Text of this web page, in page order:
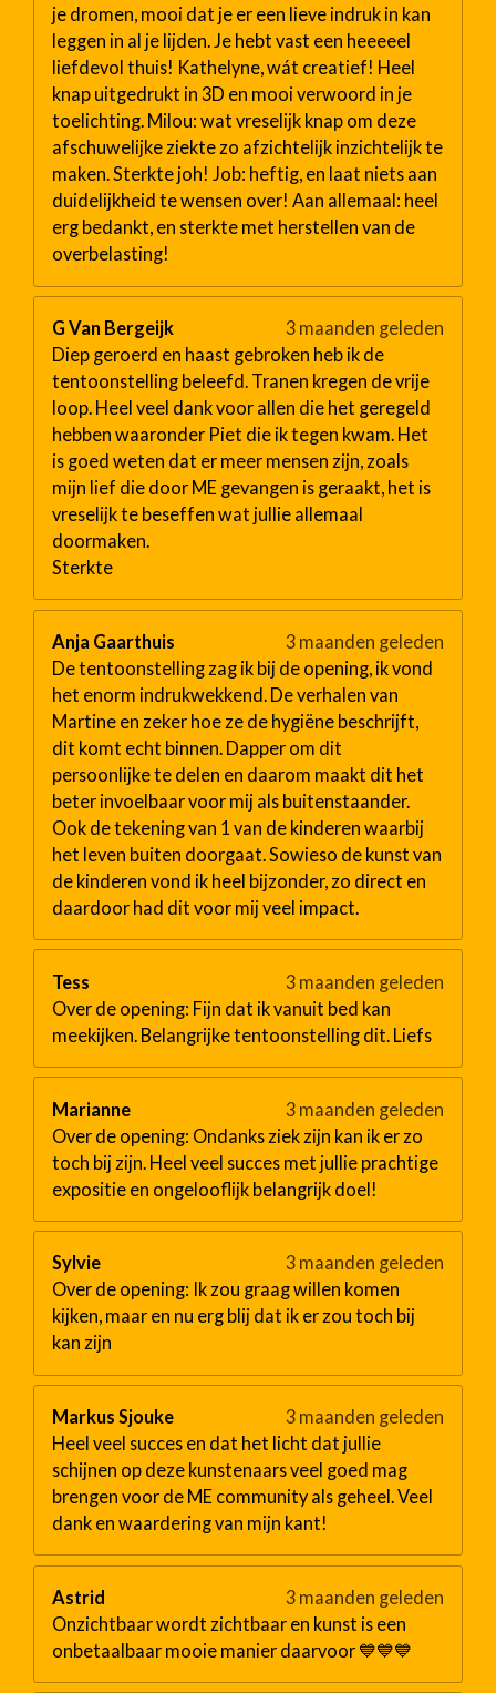
je dromen, mooi dat je er een lieve indruk in kan
leggen in al je lijden. Je hebt vast een heeeeel
liefdevol thuis! Kathelyne, wát creatief! Heel
knap uitgedrukt in 3D en mooi verwoord in je
toelichting. Milou: wat vreselijk knap om deze
afschuwelijke ziekte zo afzichtelijk inzichtelijk te
maken. Sterkte joh! Job: heftig, en laat niets aan
duidelijkheid te wensen over! Aan allemaal: heel
erg bedankt, en sterkte met herstellen van de
overbelasting!
G Van Bergeijk
3 maanden geleden
Diep geroerd en haast gebroken heb ik de
tentoonstelling beleefd. Tranen kregen de vrije
loop. Heel veel dank voor allen die het geregeld
hebben waaronder Piet die ik tegen kwam. Het
is goed weten dat er meer mensen zijn, zoals
mijn lief die door ME gevangen is geraakt, het is
vreselijk te beseffen wat jullie allemaal
doormaken.
Sterkte
Anja Gaarthuis
3 maanden geleden
De tentoonstelling zag ik bij de opening, ik vond
het enorm indrukwekkend. De verhalen van
Martine en zeker hoe ze de hygiëne beschrijft,
dit komt echt binnen. Dapper om dit
persoonlijke te delen en daarom maakt dit het
beter invoelbaar voor mij als buitenstaander.
Ook de tekening van 1 van de kinderen waarbij
het leven buiten doorgaat. Sowieso de kunst van
de kinderen vond ik heel bijzonder, zo direct en
daardoor had dit voor mij veel impact.
Tess
3 maanden geleden
Over de opening: Fijn dat ik vanuit bed kan
meekijken. Belangrijke tentoonstelling dit. Liefs
Marianne
3 maanden geleden
Over de opening: Ondanks ziek zijn kan ik er zo
toch bij zijn. Heel veel succes met jullie prachtige
expositie en ongelooflijk belangrijk doel!
Sylvie
3 maanden geleden
Over de opening: Ik zou graag willen komen
kijken, maar en nu erg blij dat ik er zou toch bij
kan zijn
Markus Sjouke
3 maanden geleden
Heel veel succes en dat het licht dat jullie
schijnen op deze kunstenaars veel goed mag
brengen voor de ME community als geheel. Veel
dank en waardering van mijn kant!
Astrid
3 maanden geleden
Onzichtbaar wordt zichtbaar en kunst is een
onbetaalbaar mooie manier daarvoor 💙💙💙